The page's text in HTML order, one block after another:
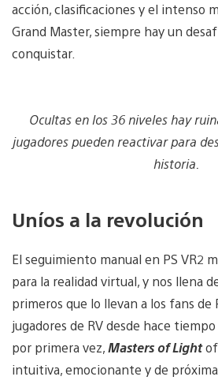
acción, clasificaciones y el intenso
Grand Master, siempre hay un
conquistar.
Ocultas en los 36 niveles hay
jugadores pueden reactivar para
historia.
Uníos a la revolución
El seguimiento manual en PS VR2
para la realidad virtual, y nos llena
primeros que lo llevan a los fans de
jugadores de RV desde hace tiempo
por primera vez,Masters of Light
intuitiva, emocionante y de